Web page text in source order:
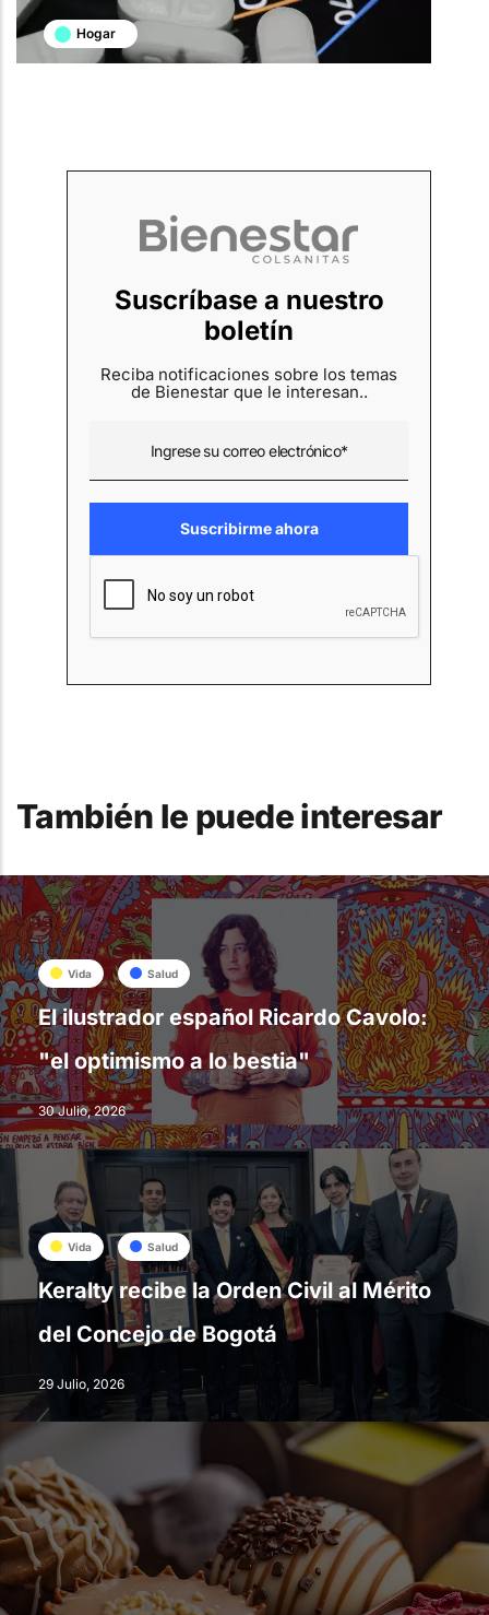
Hogar
Suscríbase a nuestro
boletín
Reciba notificaciones sobre los temas
de Bienestar que le interesan..
También le puede interesar
Vida Salud
El ilustrador español Ricardo Cavolo:
"el optimismo a lo bestia"
30 Julio, 2026
Vida Salud
Keralty recibe la Orden Civil al Mérito
del Concejo de Bogotá
29 Julio, 2026